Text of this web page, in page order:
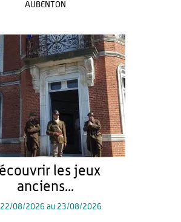
AUBENTON
les jeux
anciens...
22/08/2026 au 23/08/2026